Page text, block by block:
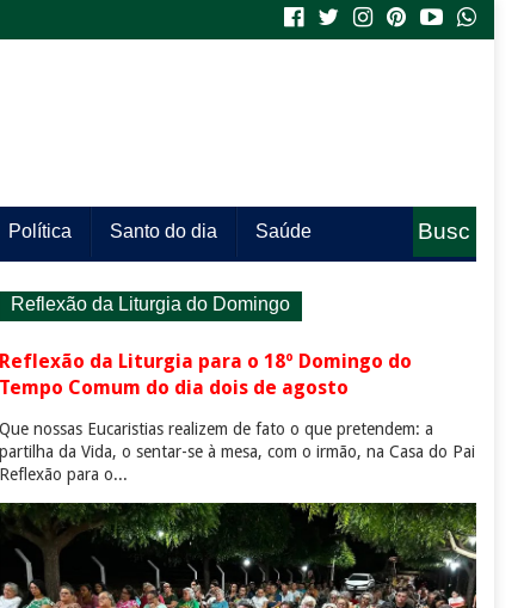
Política Santo do dia Saúde
Busc
Reflexão da Liturgia do Domingo
Reflexão da Liturgia para o 18º Domingo do
Tempo Comum do dia dois de agosto
Que nossas Eucaristias realizem de fato o que pretendem: a
partilha da Vida, o sentar-se à mesa, com o irmão, na Casa do Pai
Reflexão para o...